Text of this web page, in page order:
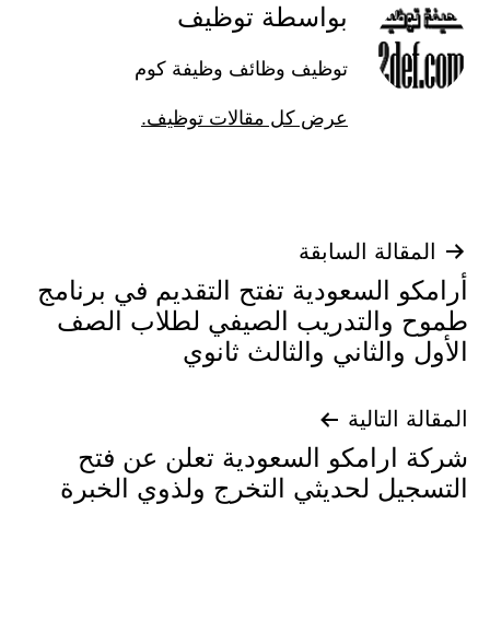
بواسطة توظيف
توظيف وظائف وظيفة كوم
عرض كل مقالات توظيف.
تصفّح
المقالات
المقالة السابقة
أرامكو السعودية تفتح التقديم في برنامج
طموح والتدريب الصيفي لطلاب الصف
الأول والثاني والثالث ثانوي
المقالة التالية
شركة ارامكو السعودية تعلن عن فتح
التسجيل لحديثي التخرج ولذوي الخبرة